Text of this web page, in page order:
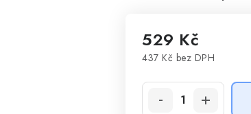
529 Kč
437 Kč bez DPH